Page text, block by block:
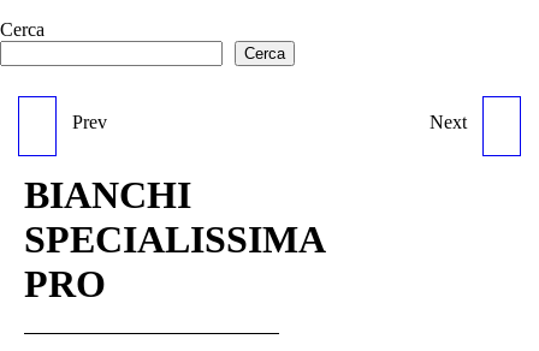
Cerca
Cerca
WORLD CUP
Prev SCOTT ADDICT RC 10
Next
BIANCHI
SPECIALISSIMA
PRO